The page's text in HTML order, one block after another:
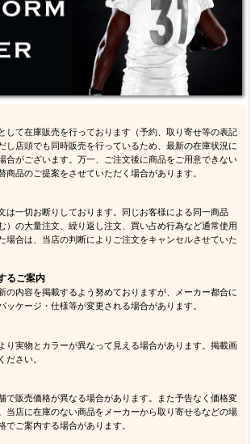
して在庫販売を行っております（予約、取り寄せ等の表記
し店頭でも同時販売を行っているため、最新の在庫状況に
合がございます。万一、ご注文後に商品をご用意できない
商品のご提案をさせていただく場合があります。
は一切お断りしております。同じお客様による同一商品
）の大量注文、繰り返し注文、買い占め行為など通常使用
場合は、当店の判断によりご注文をキャンセルさせていた
るご案内
の内容を掲載するよう努めておりますが、メーカー都合に
ッケージ・仕様等が変更される場合があります。
り実物とカラーが異なって見える場合があります。掲載画
ださい。
で販売価格が異なる場合があります。また予告なく価格変
当店に在庫のない商品をメーカーから取り寄せるなどの場
でご案内する場合があります。